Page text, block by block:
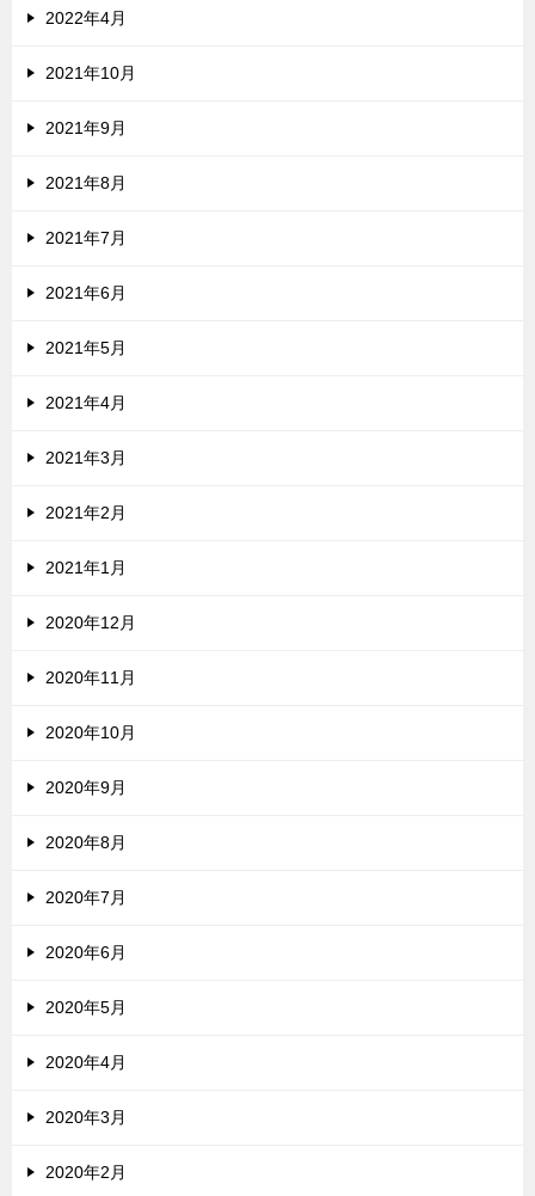
2022年4月
2021年10月
2021年9月
2021年8月
2021年7月
2021年6月
2021年5月
2021年4月
2021年3月
2021年2月
2021年1月
2020年12月
2020年11月
2020年10月
2020年9月
2020年8月
2020年7月
2020年6月
2020年5月
2020年4月
2020年3月
2020年2月